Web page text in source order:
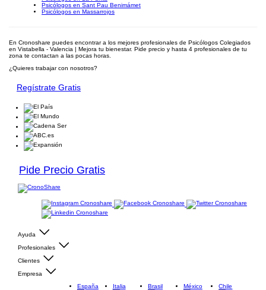
Psicólogos en Sant Pau Benimámet
Psicólogos en Massarrojos
En Cronoshare puedes encontrar a los mejores profesionales de Psicólogos Colegiados
en Vistabella - Valencia | Mejora tu bienestar. Pide precio y hasta 4 profesionales de tu
zona te contactan a las pocas horas.
¿Quieres trabajar con nosotros?
Regístrate Gratis
Pide Precio Gratis
Ayuda
Profesionales
Clientes
Empresa
España
Italia Brasil México Chile